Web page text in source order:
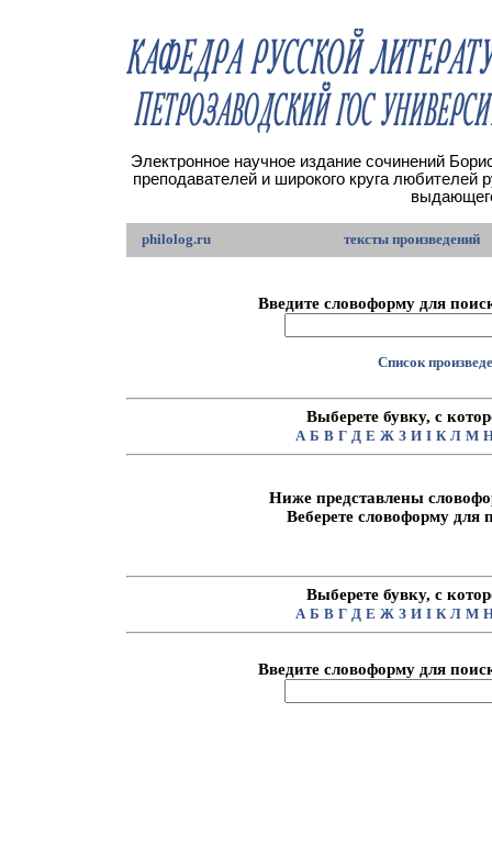
Электронное научное издание сочинений
преподавателей и широкого круга
philolog.ru тексты произведений
Введите словоформу для
Список
Выберете бувку, с
А Б В Г Д Е Ж З И I К Л М
Ниже представлены
Веберете словоформу для
Выберете бувку, с
А Б В Г Д Е Ж З И I К Л М
Введите словоформу для